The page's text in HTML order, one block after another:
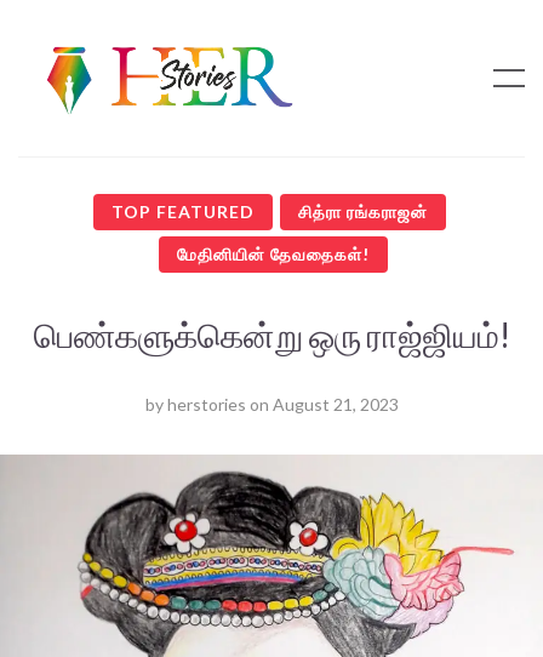
TOP FEATURED சித்ரா ரங்கராஜன்
மேதினியின் தேவதைகள்!
பெண்களுக்கென்று ஒரு ராஜ்ஜியம்!
byherstories on August 21, 2023